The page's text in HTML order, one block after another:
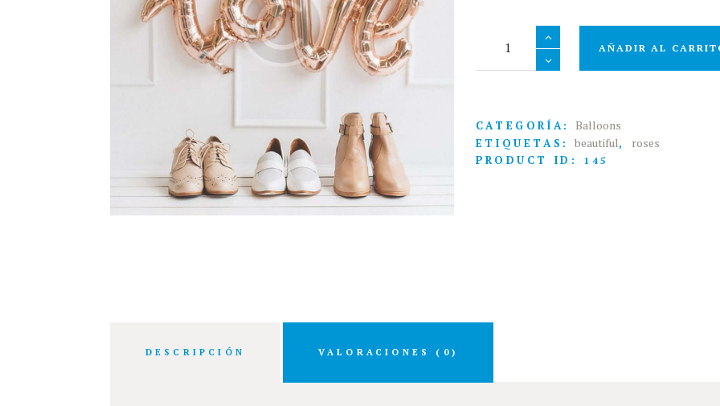
Balloons
cantidad AÑADIR AL
CATEGORÍA:Balloons
ETIQUETAS:beautiful, roses
PRODUCT ID: 145
DESCRIPCIÓN VALORACIONES (0)